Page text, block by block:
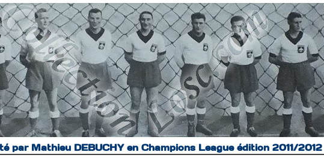
par Mathieu DEBUCHY en Champions League édition 2011/2012